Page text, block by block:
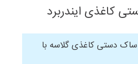
کاغذی ایندربرد
دستی کاغذی گلاسه با